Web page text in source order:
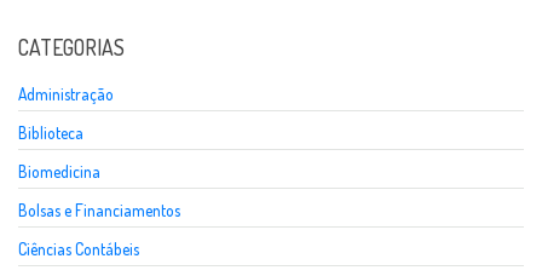
CATEGORIAS
Administração
Biblioteca
Biomedicina
Bolsas e Financiamentos
Ciências Contábeis